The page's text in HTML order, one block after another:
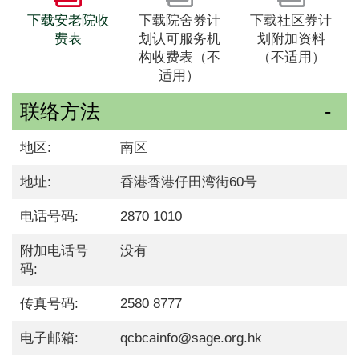
下载安老院收
费表
下载院舍券计
划认可服务机
构收费表（不
适用）
下载社区券计
划附加资料
（不适用）
联络方法
地区: 南区
地址: 香港香港仔田湾街60号
电话号码: 2870 1010
附加电话号
码:
没有
传真号码: 2580 8777
电子邮箱: qcbcainfo@sage.org.hk